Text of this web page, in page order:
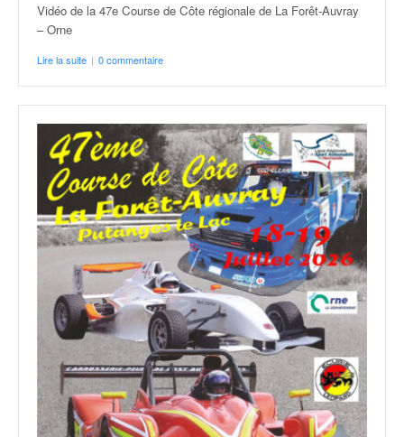
Vidéo de la 47e Course de Côte régionale de La Forêt-Auvray
– Orne
Lire la suite | 0 commentaire